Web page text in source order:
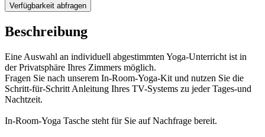
Verfügbarkeit abfragen
Beschreibung
Eine Auswahl an individuell abgestimmten Yoga-Unterricht ist in
der Privatsphäre Ihres Zimmers möglich.
Fragen Sie nach unserem In-Room-Yoga-Kit und nutzen Sie die
Schritt-für-Schritt Anleitung Ihres TV-Systems zu jeder Tages-und
Nachtzeit.
In-Room-Yoga Tasche steht für Sie auf Nachfrage bereit.